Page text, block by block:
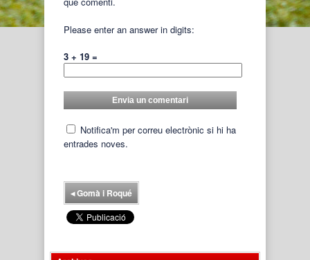
Please enter an answer in digits:
3 + 19 =
Notifica'm per correu electrònic si hi ha
entrades noves.
◂Gomà i Roqué